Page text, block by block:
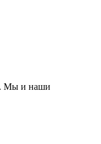
Мы и наши